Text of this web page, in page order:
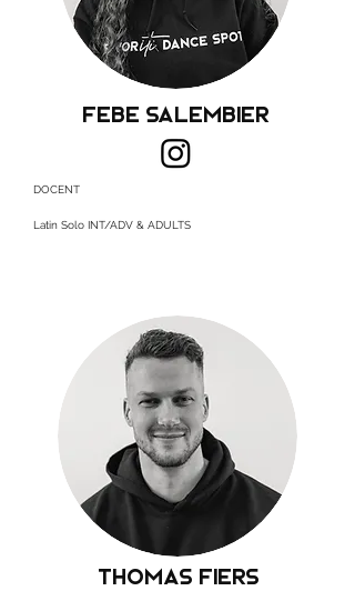
Febe Salembier
DOCENT
Latin Solo INT/ADV & ADULTS
Thomas Fiers